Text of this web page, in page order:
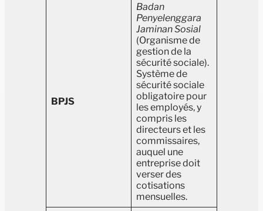
BPJS
Badan
Penyelenggara
Jaminan Sosial
(Organisme de
gestion de la
sécurité sociale).
Système de
sécurité sociale
obligatoire pour
les employés, y
compris les
directeurs et les
commissaires,
auquel une
entreprise doit
verser des
cotisations
mensuelles.